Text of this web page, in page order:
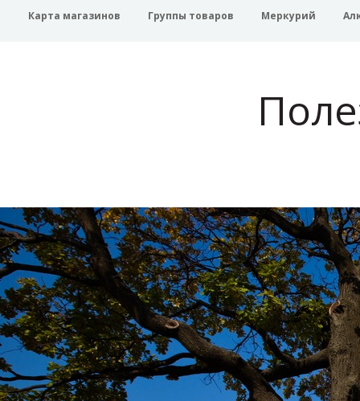
Карта магазинов Группы товаров Меркурий